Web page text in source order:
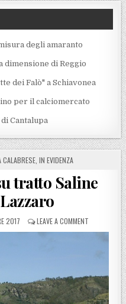
degli amaranto
dimensione di Reggio
dei Falò" a Schiavonea
per il calciomercato
Cantalupa
IN EVIDENZA
tratto Saline
2017 LEAVE A COMMENT ON DIFESA